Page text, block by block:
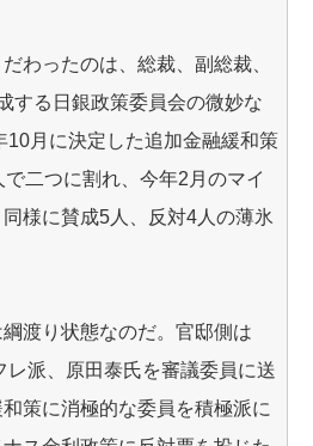
わったのは、総裁、副総裁、
する日銀政策委員会の微妙な
10月に決定した追加金融緩和策
二つに割れ、今年2月のマイ
様に賛成5人、反対4人の薄氷
渡り状態なのだ。官邸側は
レ派、原田泰氏を審議委員に送
策に消極的な委員を積極派に